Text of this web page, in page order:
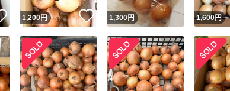
いいね！
1,200円 いいね！
1,300円 1,600円